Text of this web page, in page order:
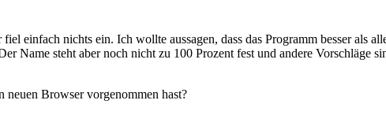
einfach nichts ein. Ich wollte aussagen, dass das Programm besser als
Name steht aber noch nicht zu 100 Prozent fest und andere Vorschläge
neuen Browser vorgenommen hast?